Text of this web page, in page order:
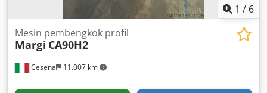
1 / 6
Cesena 11.007 km
Mesin pembengkok profil
Margi CA90H2